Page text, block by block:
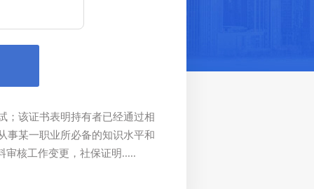
；该证书表明持有者已经通过相
事某一职业所必备的知识水平和
审核工作变更，社保证明.....